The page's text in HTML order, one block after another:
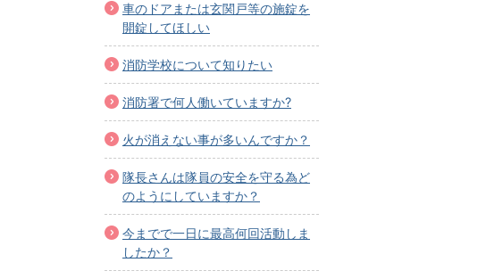
車のドアまたは玄関戸等の施錠を
開錠してほしい
消防学校について知りたい
消防署で何人働いていますか?
火が消えない事が多いんですか？
隊長さんは隊員の安全を守る為ど
のようにしていますか？
今までで一日に最高何回活動しま
したか？